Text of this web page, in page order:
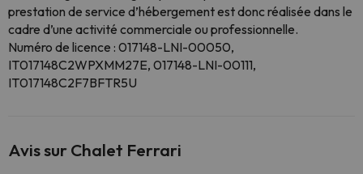
prestation de service d’hébergement est donc réalisée dans le
cadre d’une activité commerciale ou professionnelle.
Numéro de licence : 017148-LNI-00050,
IT017148C2WPXMM27E, 017148-LNI-00111,
IT017148C2F7BFTR5U
Avis sur Chalet Ferrari